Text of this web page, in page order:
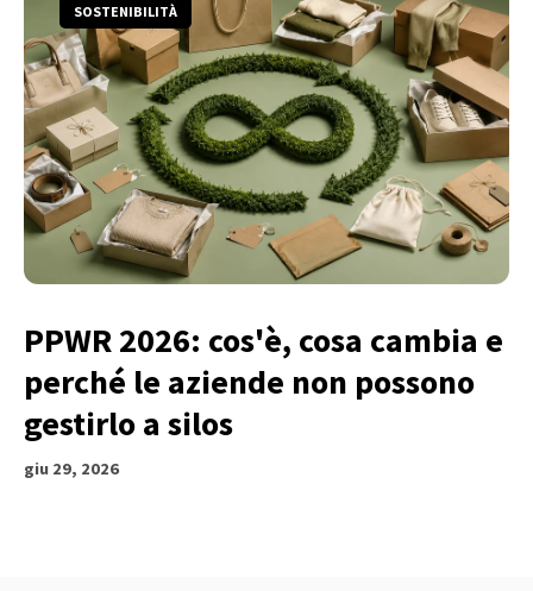
SOSTENIBILITÀ
PPWR 2026: cos'è, cosa cambia e
perché le aziende non possono
gestirlo a silos
giu 29, 2026